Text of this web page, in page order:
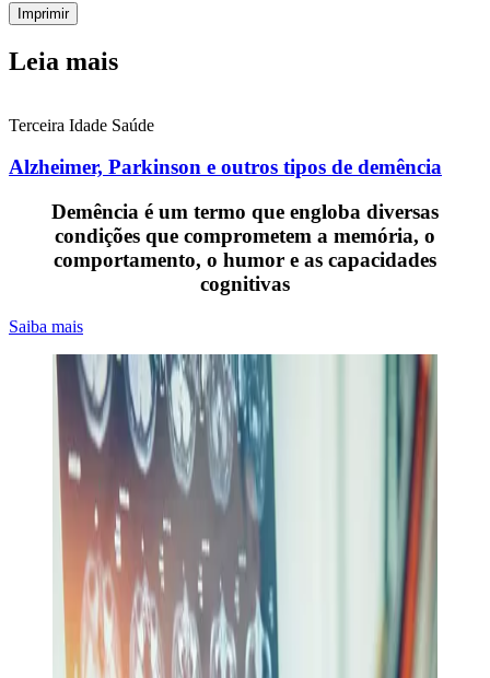
Imprimir
Leia mais
Terceira Idade Saúde
Alzheimer, Parkinson e outros tipos de demência
Demência é um termo que engloba diversas
condições que comprometem a memória, o
comportamento, o humor e as capacidades
cognitivas
Saiba mais